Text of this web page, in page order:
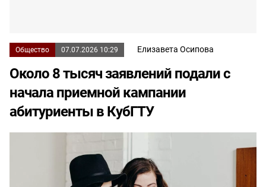
Общество 07.07.2026 10:29 Елизавета Осипова
Около 8 тысяч заявлений подали с
начала приемной кампании
абитуриенты в КубГТУ